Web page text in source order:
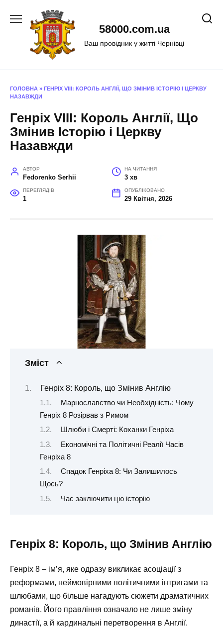
58000.com.ua
Ваш провідник у житті Чернівці
ГОЛОВНА » ГЕНРІХ VIII: КОРОЛЬ АНГЛІЇ, ЩО ЗМІНИВ ІСТОРІЮ І ЦЕРКВУ
НАЗАВЖДИ
Генріх VIII: Король Англії, Що
Змінив Історію і Церкву
Назавжди
АВТОР
Fedorenko Serhii
НА ЧИТАННЯ
3 хв
ПЕРЕГЛЯДІВ
1
ОПУБЛІКОВАНО
29 Квітня, 2026
Зміст
Генріх 8: Король, що Змінив Англію
Марнославство чи Необхідність: Чому
Генріх 8 Розірвав з Римом
Шлюби і Смерті: Коханки Генріха
Економічні та Політичні Реалії Часів
Генріха 8
Спадок Генріха 8: Чи Залишилось
Щось?
Час заключити цю історію
Генріх 8: Король, що Змінив Англію
Генріх 8 – ім’я, яке одразу викликає асоціації з
реформами, неймовірними політичними інтригами та
шлюбами, що більше нагадують сюжети драматичних
романів. Його правління означало не лише зміну
династії, а й кардинальні перетворення в Англії.